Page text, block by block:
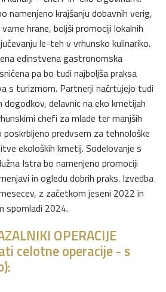
namenjeno krajšanju dobavnih verig,
hrane, boljši promociji lokalnih
le-teh v vrhunsko kulinariko.
edinstvena gastronomska
pa bo tudi najboljša praksa
s turizmom. Partnerji načrtujejo tudi
dogodkov, delavnic na eko kmetijah
chefi za mlade ter manjših
predvsem za tehnološke
ekoloških kmetij. Sodelovanje s
Istra bo namenjeno promociji
in ogledu dobrih praks. Izvedba
z začetkom jeseni 2022 in
spomladi 2024.
OPERACIJE
celotne operacije - s